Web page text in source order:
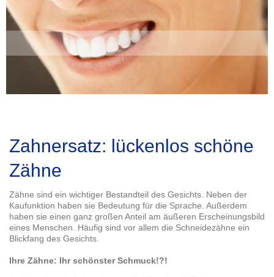
Zahnersatz: lückenlos schöne
Zähne
Zähne sind ein wichtiger Bestandteil des Gesichts. Neben der
Kaufunktion haben sie Bedeutung für die Sprache. Außerdem
haben sie einen ganz großen Anteil am äußeren Erscheinungsbild
eines Menschen. Häufig sind vor allem die Schneidezähne ein
Blickfang des Gesichts.
Ihre Zähne: Ihr schönster Schmuck!?!